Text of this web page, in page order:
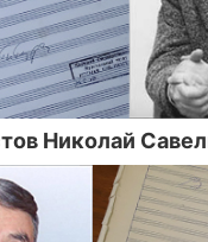
Николай